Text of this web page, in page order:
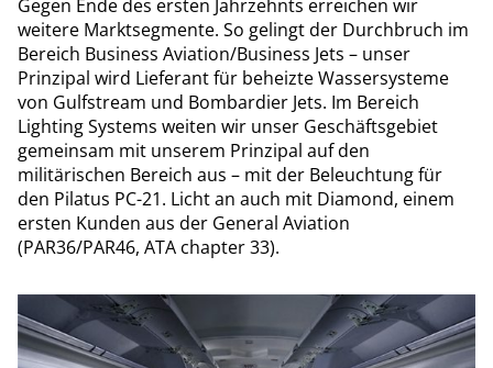
Gegen Ende des ersten Jahrzehnts erreichen wir
weitere Marktsegmente. So gelingt der Durchbruch im
Bereich Business Aviation/Business Jets – unser
Prinzipal wird Lieferant für beheizte Wassersysteme
von Gulfstream und Bombardier Jets. Im Bereich
Lighting Systems weiten wir unser Geschäftsgebiet
gemeinsam mit unserem Prinzipal auf den
militärischen Bereich aus – mit der Beleuchtung für
den Pilatus PC-21. Licht an auch mit Diamond, einem
ersten Kunden aus der General Aviation
(PAR36/PAR46, ATA chapter 33).